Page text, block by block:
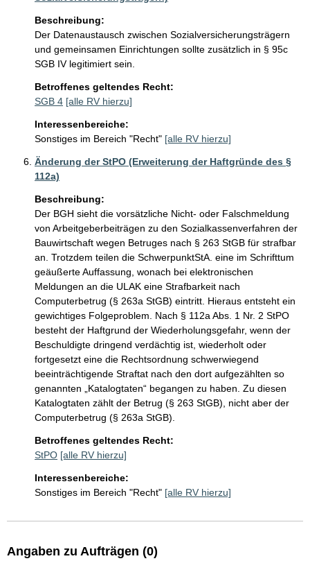
Beschreibung:
Der Datenaustausch zwischen Sozialversicherungsträgern
und gemeinsamen Einrichtungen sollte zusätzlich in § 95c
SGB IV legitimiert sein.
Betroffenes geltendes Recht:
SGB 4 [alle RV hierzu]
Interessenbereiche:
Sonstiges im Bereich "Recht" [alle RV hierzu]
Änderung der StPO (Erweiterung der Haftgründe des §
112a)
Beschreibung:
Der BGH sieht die vorsätzliche Nicht- oder Falschmeldung
von Arbeitgeberbeiträgen zu den Sozialkassenverfahren der
Bauwirtschaft wegen Betruges nach § 263 StGB für strafbar
an. Trotzdem teilen die SchwerpunktStA. eine im Schrifttum
geäußerte Auffassung, wonach bei elektronischen
Meldungen an die ULAK eine Strafbarkeit nach
Computerbetrug (§ 263a StGB) eintritt. Hieraus entsteht ein
gewichtiges Folgeproblem. Nach § 112a Abs. 1 Nr. 2 StPO
besteht der Haftgrund der Wiederholungsgefahr, wenn der
Beschuldigte dringend verdächtig ist, wiederholt oder
fortgesetzt eine die Rechtsordnung schwerwiegend
beeinträchtigende Straftat nach den dort aufgezählten so
genannten „Katalogtaten“ begangen zu haben. Zu diesen
Katalogtaten zählt der Betrug (§ 263 StGB), nicht aber der
Computerbetrug (§ 263a StGB).
Betroffenes geltendes Recht:
StPO [alle RV hierzu]
Interessenbereiche:
Sonstiges im Bereich "Recht" [alle RV hierzu]
Angaben zu Aufträgen (0)